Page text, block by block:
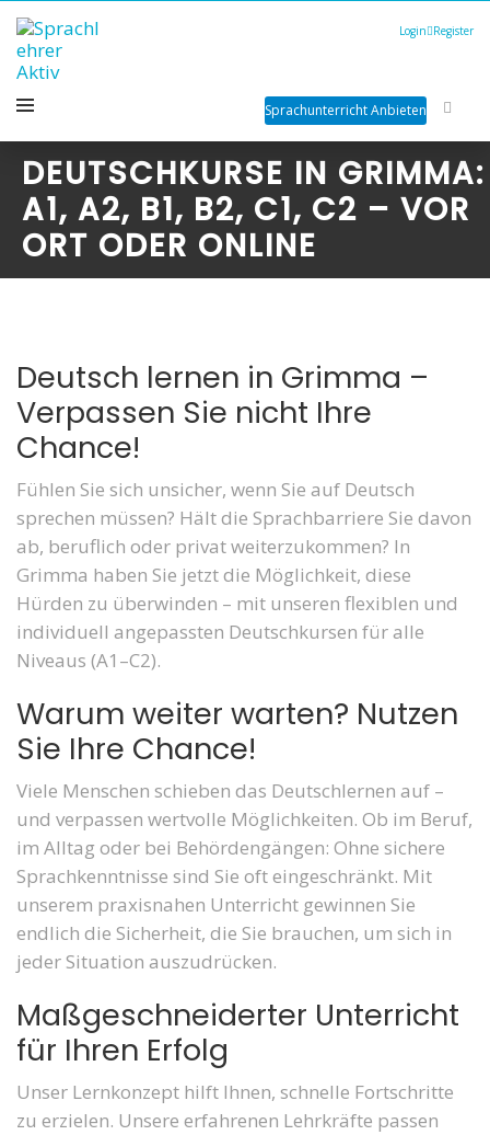
Login Register
Sprachunterricht Anbieten
DEUTSCHKURSE IN GRIMMA:
A1, A2, B1, B2, C1, C2 – VOR
ORT ODER ONLINE
Deutsch lernen in Grimma –
Verpassen Sie nicht Ihre
Chance!
Fühlen Sie sich unsicher, wenn Sie auf Deutsch
sprechen müssen? Hält die Sprachbarriere Sie davon
ab, beruflich oder privat weiterzukommen? In
Grimma haben Sie jetzt die Möglichkeit, diese
Hürden zu überwinden – mit unseren flexiblen und
individuell angepassten Deutschkursen für alle
Niveaus (A1–C2).
Warum weiter warten? Nutzen
Sie Ihre Chance!
Viele Menschen schieben das Deutschlernen auf –
und verpassen wertvolle Möglichkeiten. Ob im Beruf,
im Alltag oder bei Behördengängen: Ohne sichere
Sprachkenntnisse sind Sie oft eingeschränkt. Mit
unserem praxisnahen Unterricht gewinnen Sie
endlich die Sicherheit, die Sie brauchen, um sich in
jeder Situation auszudrücken.
Maßgeschneiderter Unterricht
für Ihren Erfolg
Unser Lernkonzept hilft Ihnen, schnelle Fortschritte
zu erzielen. Unsere erfahrenen Lehrkräfte passen